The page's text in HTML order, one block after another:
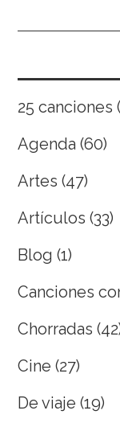
25 canciones
Agenda (60)
Artes (47)
Artículos (33)
Blog (1)
Canciones
Chorradas
Cine (27)
De viaje (19)